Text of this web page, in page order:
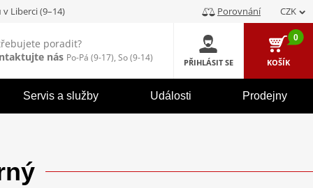
v Liberci (9–14) Porovnání CZK
poradit?
nás Po-Pá (9-17), So (9-14) PŘIHLÁSIT SE
0
KOŠÍK
Servis a služby Události Prodejny